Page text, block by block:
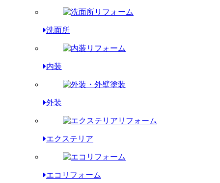
洗面所
内装
外装
エクステリア
エコリフォーム